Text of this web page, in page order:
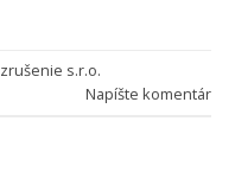
zrušenie s.r.o.
Napíšte komentár